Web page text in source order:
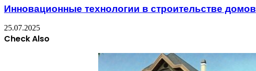
Инновационные технологии в строительстве домов
25.07.2025
Check Also